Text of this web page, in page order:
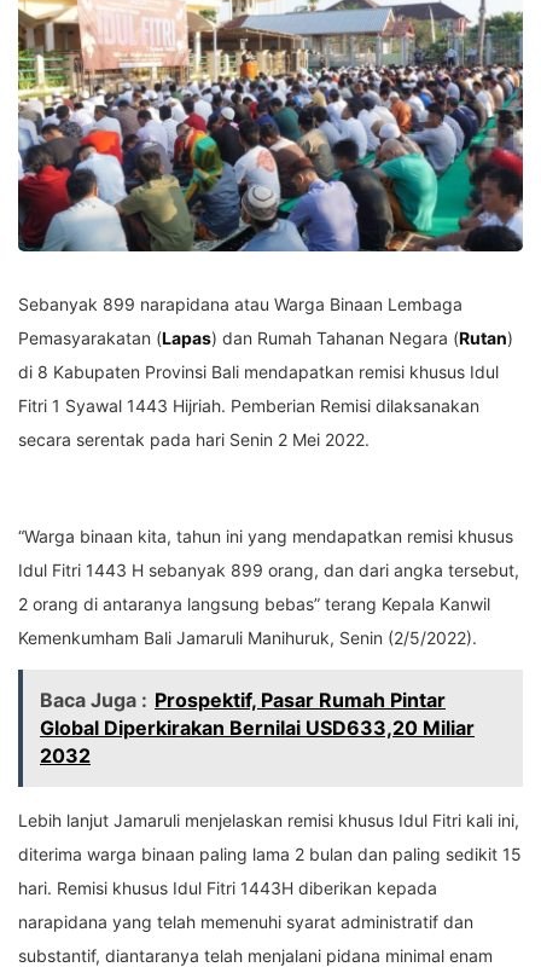
Sebanyak 899 narapidana atau Warga Binaan Lembaga
Pemasyarakatan (Lapas) dan Rumah Tahanan Negara (Rutan)
di 8 Kabupaten Provinsi Bali mendapatkan remisi khusus Idul
Fitri 1 Syawal 1443 Hijriah. Pemberian Remisi dilaksanakan
secara serentak pada hari Senin 2 Mei 2022.
“Warga binaan kita, tahun ini yang mendapatkan remisi khusus
Idul Fitri 1443 H sebanyak 899 orang, dan dari angka tersebut,
2 orang di antaranya langsung bebas” terang Kepala Kanwil
Kemenkumham Bali Jamaruli Manihuruk, Senin (2/5/2022).
Baca Juga : Prospektif, Pasar Rumah Pintar
Global Diperkirakan Bernilai USD633,20 Miliar
2032
Lebih lanjut Jamaruli menjelaskan remisi khusus Idul Fitri kali ini,
diterima warga binaan paling lama 2 bulan dan paling sedikit 15
hari. Remisi khusus Idul Fitri 1443H diberikan kepada
narapidana yang telah memenuhi syarat administratif dan
substantif, diantaranya telah menjalani pidana minimal enam